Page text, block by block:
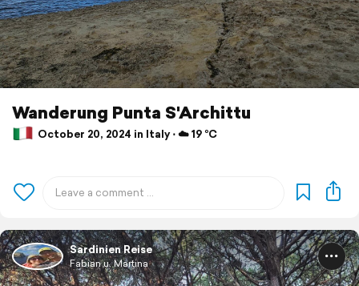
Wanderung Punta S'Archittu
October 20, 2024 in Italy ⋅ ☁️ 19 °C
Sardinien Reise
Fabian u. Martina